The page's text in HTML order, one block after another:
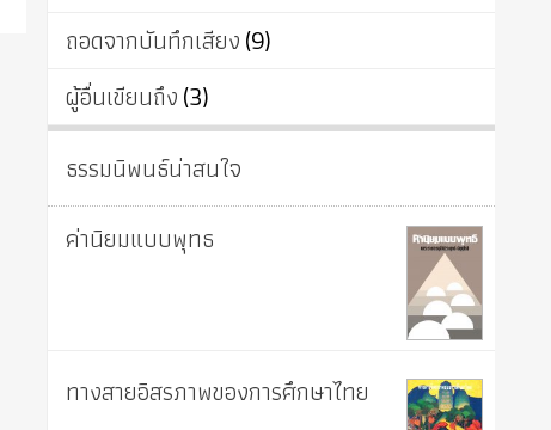
ถอดจากบันทึกเสียง(9)
ผู้อื่นเขียนถึง(3)
ธรรมนิพนธ์น่าสนใจ
ค่านิยมแบบพุทธ
ทางสายอิสรภาพของการศึกษาไทย